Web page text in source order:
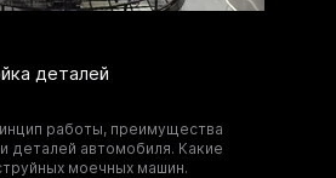
деталей
работы, преимущества
деталей автомобиля. Какие
моечных машин.